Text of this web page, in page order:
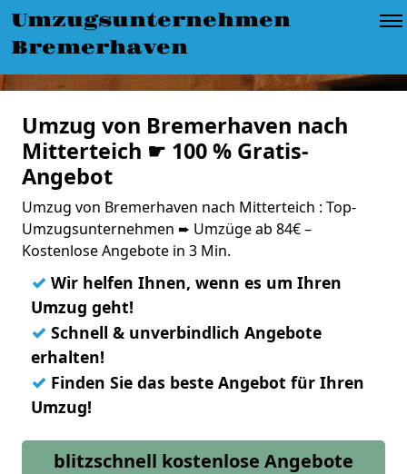
Umzugsunternehmen
Bremerhaven
Umzug von Bremerhaven nach
Mitterteich ☛ 100 % Gratis-
Angebot
Umzug von Bremerhaven nach Mitterteich : Top-
Umzugsunternehmen ➨ Umzüge ab 84€ –
Kostenlose Angebote in 3 Min.
✓ Wir helfen Ihnen, wenn es um Ihren
Umzug geht!
✓ Schnell & unverbindlich Angebote
erhalten!
✓ Finden Sie das beste Angebot für Ihren
Umzug!
blitzschnell kostenlose Angebote